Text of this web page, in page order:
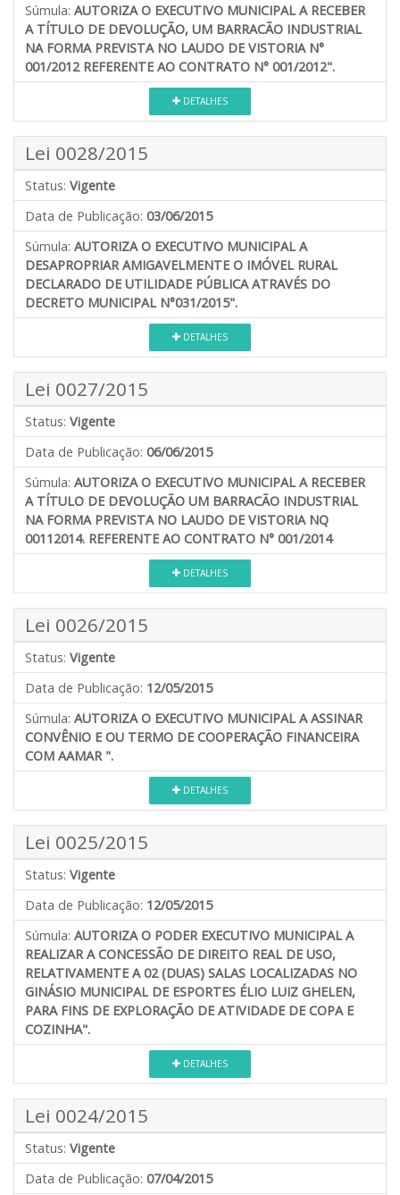
Súmula: AUTORIZA O EXECUTIVO MUNICIPAL A RECEBER
A TÍTULO DE DEVOLUÇÃO, UM BARRACÃO INDUSTRIAL
NA FORMA PREVISTA NO LAUDO DE VISTORIA N°
001/2012 REFERENTE AO CONTRATO N° 001/2012".
DETALHES
Lei 0028/2015
Status: Vigente
Data de Publicação: 03/06/2015
Súmula: AUTORIZA O EXECUTIVO MUNICIPAL A
DESAPROPRIAR AMIGAVELMENTE O IMÓVEL RURAL
DECLARADO DE UTILIDADE PÚBLICA ATRAVÉS DO
DECRETO MUNICIPAL N°031/2015".
DETALHES
Lei 0027/2015
Status: Vigente
Data de Publicação: 06/06/2015
Súmula: AUTORIZA O EXECUTIVO MUNICIPAL A RECEBER
A TÍTULO DE DEVOLUÇÃO UM BARRACÃO INDUSTRIAL
NA FORMA PREVISTA NO LAUDO DE VISTORIA NQ
00112014. REFERENTE AO CONTRATO N° 001/2014
DETALHES
Lei 0026/2015
Status: Vigente
Data de Publicação: 12/05/2015
Súmula: AUTORIZA O EXECUTIVO MUNICIPAL A ASSINAR
CONVÊNIO E OU TERMO DE COOPERAÇÃO FINANCEIRA
COM AAMAR ".
DETALHES
Lei 0025/2015
Status: Vigente
Data de Publicação: 12/05/2015
Súmula: AUTORIZA O PODER EXECUTIVO MUNICIPAL A
REALIZAR A CONCESSÃO DE DIREITO REAL DE USO,
RELATIVAMENTE A 02 (DUAS) SALAS LOCALIZADAS NO
GINÁSIO MUNICIPAL DE ESPORTES ÉLIO LUIZ GHELEN,
PARA FINS DE EXPLORAÇÃO DE ATIVIDADE DE COPA E
COZINHA".
DETALHES
Lei 0024/2015
Status: Vigente
Data de Publicação: 07/04/2015